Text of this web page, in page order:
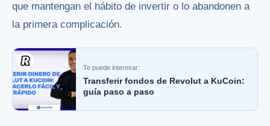
que mantengan el hábito de invertir o lo abandonen a
la primera complicación.
Te puede interesar:
Transferir fondos de Revolut a KuCoin:
guía paso a paso